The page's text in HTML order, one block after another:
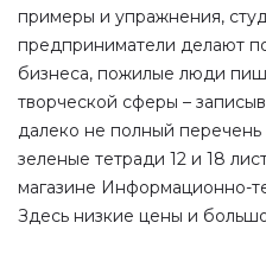
примеры и упражнения,
предприниматели делают
бизнеса, пожилые люди
творческой сферы –
далеко не полный
зеленые тетради 12 и 18
магазине Информационно-
Здесь низкие цены и